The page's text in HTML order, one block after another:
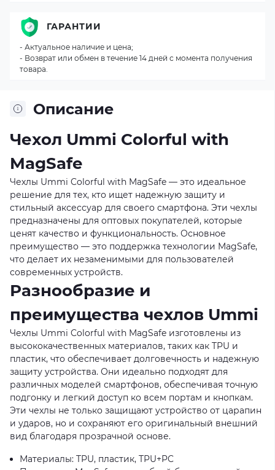
Описание
Чехол Ummi Colorful with
MagSafe
Чехлы Ummi Colorful with MagSafe — это идеальное
решение для тех, кто ищет надежную защиту и
стильный аксессуар для своего смартфона. Эти чехлы
предназначены для оптовых покупателей, которые
ценят качество и функциональность. Основное
преимущество — это поддержка технологии MagSafe,
что делает их незаменимыми для пользователей
современных устройств.
Разнообразие и
преимущества чехлов Ummi
Чехлы Ummi Colorful with MagSafe изготовлены из
высококачественных материалов, таких как TPU и
пластик, что обеспечивает долговечность и надежную
защиту устройства. Они идеально подходят для
различных моделей смартфонов, обеспечивая точную
подгонку и легкий доступ ко всем портам и кнопкам.
Эти чехлы не только защищают устройство от царапин
и ударов, но и сохраняют его оригинальный внешний
вид благодаря прозрачной основе.
Материалы: TPU, пластик, TPU+PC
ГАРАНТИИ
- Актуальное наличие и цена;
- Возврат или обмен в течение 14 дней с момента получения
товара.